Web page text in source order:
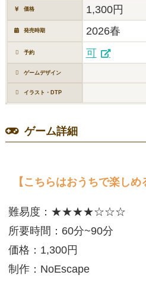
価格 1,300円
発売時期 2026春
予約 可
ゲームデザイン
イラスト・DTP
ゲーム詳細
【こちらはおうちで楽しめ
難易度：★★★★☆☆☆
所要時間：60分~90分
価格：1,300円
制作：NoEscape